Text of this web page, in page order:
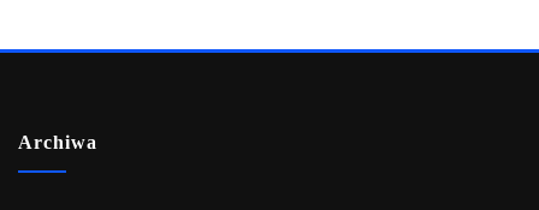
Archiwa